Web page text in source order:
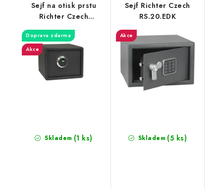
Sejf na otisk prstu
Richter Czech
RS.30R.FIN
Doprava zdarma
Akce
Skladem (1 ks)
Sejf Richter Czech
RS.20.EDK
Akce
Skladem (5 ks)